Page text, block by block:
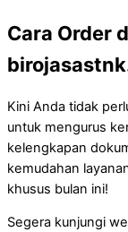
Cara Order
Kini Anda tidak
untuk mengurus
kelengkapan
kemudahan
khusus bulan ini!
Segera kunjungi